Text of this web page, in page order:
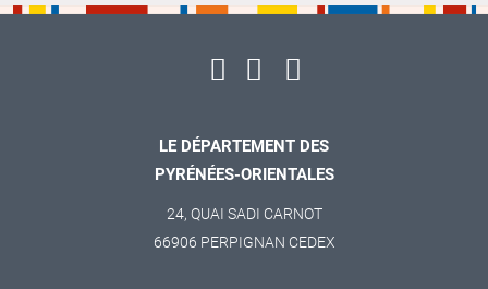
LE DÉPARTEMENT DES
PYRÉNÉES-ORIENTALES
24, QUAI SADI CARNOT
66906 PERPIGNAN CEDEX